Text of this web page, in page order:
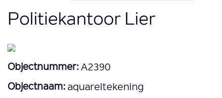
Politiekantoor Lier
Objectnummer: A2390
Objectnaam: aquareltekening